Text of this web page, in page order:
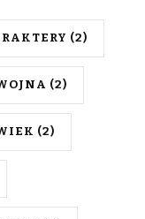
(2)
(2)
(2)